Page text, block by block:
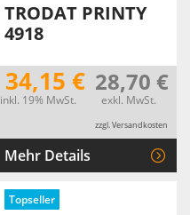
TRODAT PRINTY
4918
34,15 €
inkl. 19% MwSt.
28,70 €
exkl. MwSt.
zzgl. Versandkosten
Mehr Details
Topseller